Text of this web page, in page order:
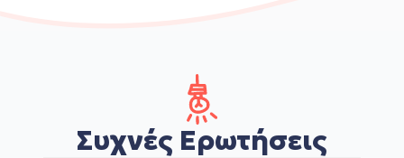
Συχνές Ερωτήσεις